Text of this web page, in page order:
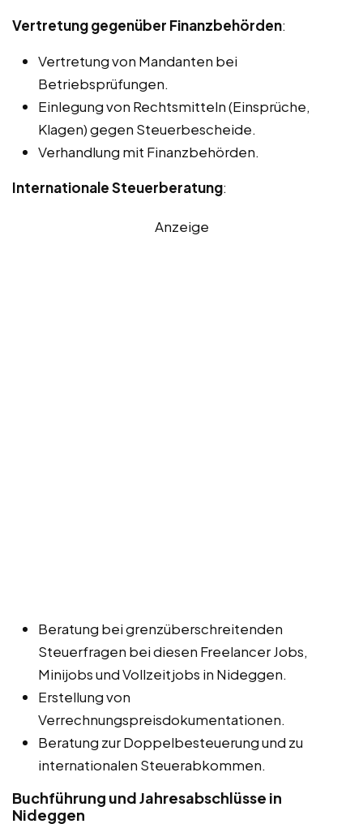
Vertretung gegenüber Finanzbehörden:
Vertretung von Mandanten bei
Betriebsprüfungen.
Einlegung von Rechtsmitteln (Einsprüche,
Klagen) gegen Steuerbescheide.
Verhandlung mit Finanzbehörden.
Internationale Steuerberatung:
Anzeige
Beratung bei grenzüberschreitenden
Steuerfragen bei diesen Freelancer Jobs,
Minijobs und Vollzeitjobs in Nideggen.
Erstellung von
Verrechnungspreisdokumentationen.
Beratung zur Doppelbesteuerung und zu
internationalen Steuerabkommen.
Buchführung und Jahresabschlüsse in
Nideggen